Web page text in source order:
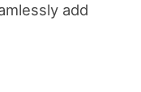
add